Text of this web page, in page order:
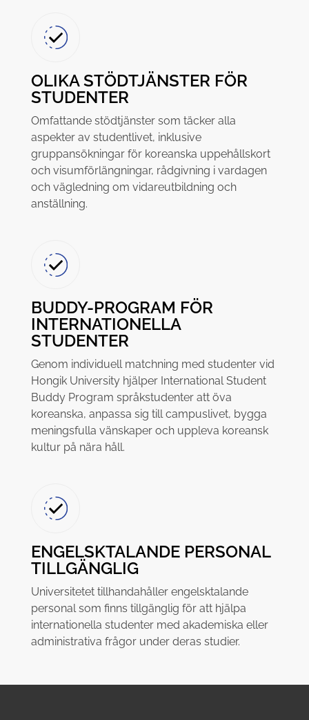
OLIKA STÖDTJÄNSTER FÖR
STUDENTER
Omfattande stödtjänster som täcker alla
aspekter av studentlivet, inklusive
gruppansökningar för koreanska uppehållskort
och visumförlängningar, rådgivning i vardagen
och vägledning om vidareutbildning och
anställning.
BUDDY-PROGRAM FÖR
INTERNATIONELLA
STUDENTER
Genom individuell matchning med studenter vid
Hongik University hjälper International Student
Buddy Program språkstudenter att öva
koreanska, anpassa sig till campuslivet, bygga
meningsfulla vänskaper och uppleva koreansk
kultur på nära håll.
ENGELSKTALANDE PERSONAL
TILLGÄNGLIG
Universitetet tillhandahåller engelsktalande
personal som finns tillgänglig för att hjälpa
internationella studenter med akademiska eller
administrativa frågor under deras studier.